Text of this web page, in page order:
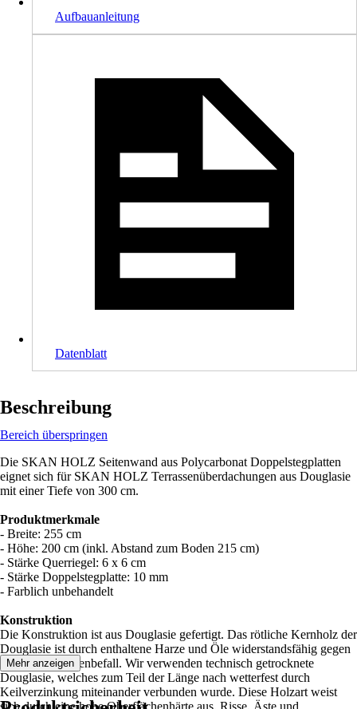
Aufbauanleitung
Datenblatt
Beschreibung
Bereich überspringen
Die SKAN HOLZ Seitenwand aus Polycarbonat Doppelstegplatten
eignet sich für SKAN HOLZ Terrassenüberdachungen aus Douglasie
mit einer Tiefe von 300 cm.
Produktmerkmale
- Breite: 255 cm
- Höhe: 200 cm (inkl. Abstand zum Boden 215 cm)
- Stärke Querriegel: 6 x 6 cm
- Stärke Doppelstegplatte: 10 mm
- Farblich unbehandelt
Konstruktion
Die Konstruktion ist aus Douglasie gefertigt. Das rötliche Kernholz der
Douglasie ist durch enthaltene Harze und Öle widerstandsfähig gegen
Pilz- und Insektenbefall. Wir verwenden technisch getrocknete
Douglasie, welches zum Teil der Länge nach wetterfest durch
Keilverzinkung miteinander verbunden wurde. Diese Holzart weist
sich durch eine hohe Oberflächenhärte aus. Risse, Äste und
Mehr anzeigen